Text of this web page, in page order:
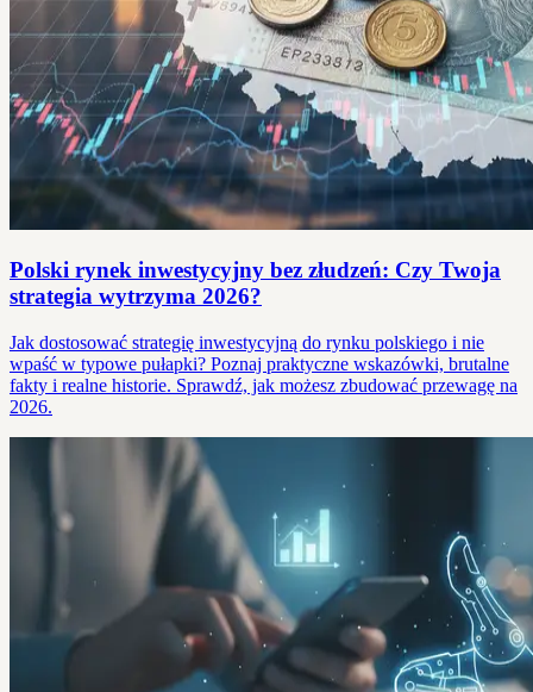
Polski rynek inwestycyjny bez złudzeń: Czy Twoja
strategia wytrzyma 2026?
Jak dostosować strategię inwestycyjną do rynku polskiego i nie
wpaść w typowe pułapki? Poznaj praktyczne wskazówki, brutalne
fakty i realne historie. Sprawdź, jak możesz zbudować przewagę na
2026.